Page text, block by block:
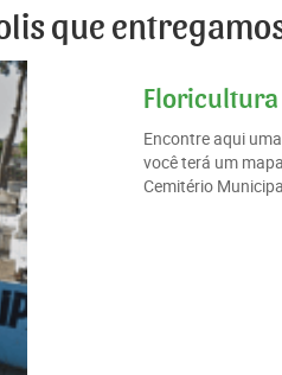
que
Floricultura
Encontre aqui
você terá um
Cemitério